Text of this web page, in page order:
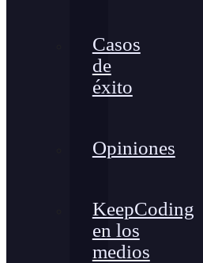
Casos
de
éxito
Opiniones
KeepCoding
en los
medios